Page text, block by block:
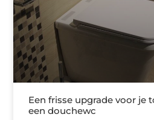
Een frisse upgrade voor je
een douchewc